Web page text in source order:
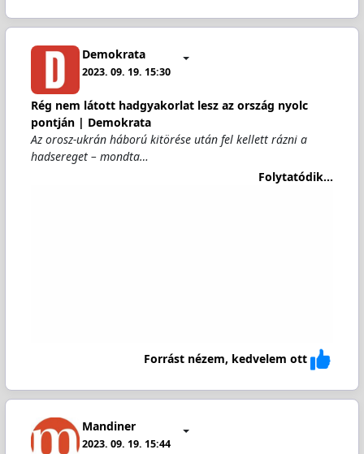
Demokrata
2023. 09. 19. 15:30
Rég nem látott hadgyakorlat lesz az ország nyolc
pontján | Demokrata
Az orosz-ukrán háború kitörése után fel kellett rázni a
hadsereget – mondta…
Folytatódik...
Forrást nézem, kedvelem ott
Mandiner
2023. 09. 19. 15:44